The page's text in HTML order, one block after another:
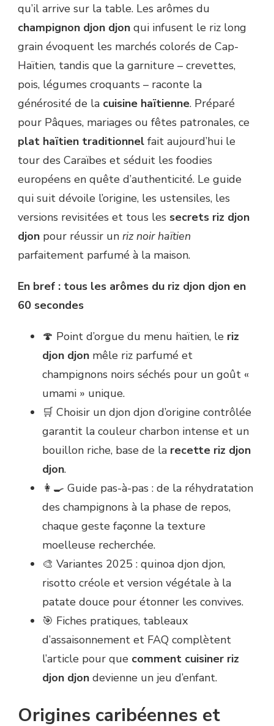
qu’il arrive sur la table. Les arômes du
champignon djon djon qui infusent le riz long
grain évoquent les marchés colorés de Cap-
Haïtien, tandis que la garniture – crevettes,
pois, légumes croquants – raconte la
générosité de la cuisine haïtienne. Préparé
pour Pâques, mariages ou fêtes patronales, ce
plat haïtien traditionnel fait aujourd’hui le
tour des Caraïbes et séduit les foodies
européens en quête d’authenticité. Le guide
qui suit dévoile l’origine, les ustensiles, les
versions revisitées et tous les secrets riz djon
djon pour réussir un riz noir haïtien
parfaitement parfumé à la maison.
En bref : tous les arômes du riz djon djon en
60 secondes
🍄 Point d’orgue du menu haïtien, le riz
djon djon mêle riz parfumé et
champignons noirs séchés pour un goût «
umami » unique.
🛒 Choisir un djon djon d’origine contrôlée
garantit la couleur charbon intense et un
bouillon riche, base de la recette riz djon
djon.
👩‍🍳 Guide pas-à-pas : de la réhydratation
des champignons à la phase de repos,
chaque geste façonne la texture
moelleuse recherchée.
🎨 Variantes 2025 : quinoa djon djon,
risotto créole et version végétale à la
patate douce pour étonner les convives.
🎯 Fiches pratiques, tableaux
d’assaisonnement et FAQ complètent
l’article pour que comment cuisiner riz
djon djon devienne un jeu d’enfant.
Origines caribéennes et